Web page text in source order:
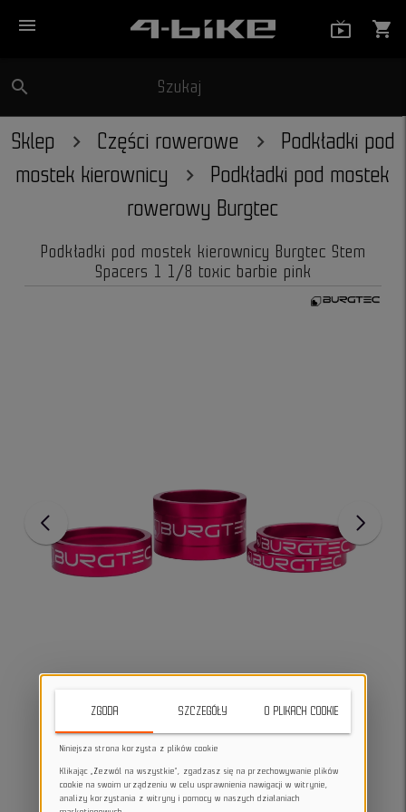
menu shopping_cart
search Szukaj
Sklep Części rowerowe
Podkładki pod
mostek kierownicy
Podkładki pod mostek
rowerowy Burgtec
Podkładki pod mostek kierownicy Burgtec Stem
Spacers 1 1/8 toxic barbie pink
ZGODA SZCZEGÓŁY O PLIKACH COOKIE
Niniejsza strona korzysta z plików cookie
Klikając „Zezwól na wszystkie”, zgadzasz się na przechowywanie plików
cookie na swoim urządzeniu w celu usprawnienia nawigacji w witrynie,
analizy korzystania z witryny i pomocy w naszych działaniach